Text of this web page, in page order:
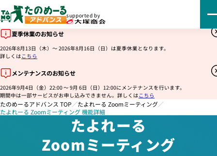
supported by
夏季休業のお知らせ
2026年8月13日（木）～ 2026年8月16日（日）は夏季休業となります。
詳しくはこちら
メンテナンスのお知らせ
2026年9月4日（金）22:00 ～ 9月 6日（日）12:00にメンテナンスを行います。
期間中は一部サービスがお申し込みできません。詳しくはこちら
たのめーるアドバンス TOP／たよれーる Zoomミーティング／
たよれーる Zoomミーティング 機能詳細
たよれーる
Zoomミーティング